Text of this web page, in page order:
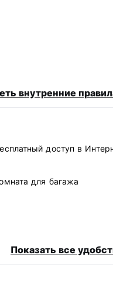
находятся в
идеальное
плата за
внутренние
доступ в
для багажа
Показать все